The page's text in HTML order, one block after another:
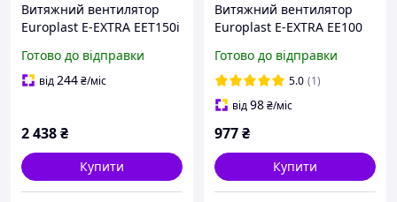
Витяжний вентилятор
Europlast E-EXTRA EЕT150і
Готово до відправки
від244₴/міс
2 438₴
Купити
Витяжний вентилятор
Europlast E-EXTRA EE100
Готово до відправки
5.0 (1)
від98₴/міс
977₴
Купити